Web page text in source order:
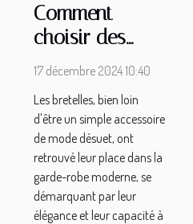
Comment
choisir des
bretelles
chaque
occasion
17 décembre 2024 10:40
Les bretelles, bien loin
d'être un simple accessoire
de mode désuet, ont
retrouvé leur place dans la
garde-robe moderne, se
démarquant par leur
élégance et leur capacité à